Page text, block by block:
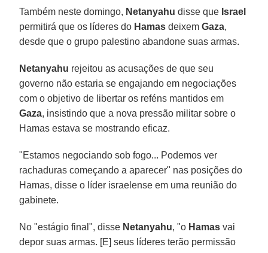
Também neste domingo, Netanyahu disse que Israel
permitirá que os líderes do Hamas deixemGaza,
desde que o grupo palestino abandone suas armas.
Netanyahu rejeitou as acusações de que seu
governo não estaria se engajando em negociações
com o objetivo de libertar os reféns mantidos em
Gaza, insistindo que a nova pressão militar sobre o
Hamas estava se mostrando eficaz.
"Estamos negociando sob fogo... Podemos ver
rachaduras começando a aparecer" nas posições do
Hamas, disse o líder israelense em uma reunião do
gabinete.
No "estágio final", disse Netanyahu, "o Hamas vai
depor suas armas. [E] seus líderes terão permissão